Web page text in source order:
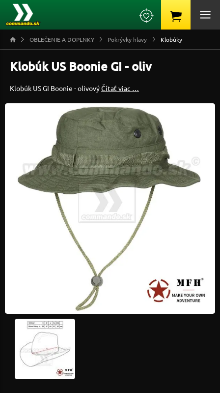
OBLEČENIE A DOPLNKY Pokrývky hlavy Klobúky
Klobúk US Boonie GI - oliv
Klobúk US GI Boonie - olivovýČítať viac …